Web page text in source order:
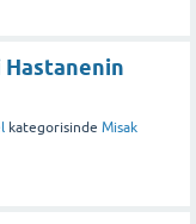
Hastanenin
kategorisinde Misak